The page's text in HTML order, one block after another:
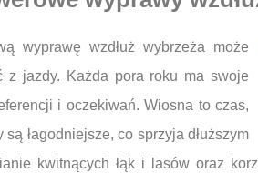
wyprawę wzdłuż wybrzeża może
z jazdy. Każda pora roku ma swoje
i oczekiwań. Wiosna to czas,
łagodniejsze, co sprzyja dłuższym
kwitnących łąk i lasów oraz